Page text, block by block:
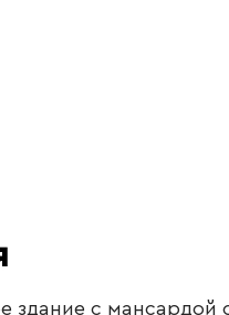
здание с